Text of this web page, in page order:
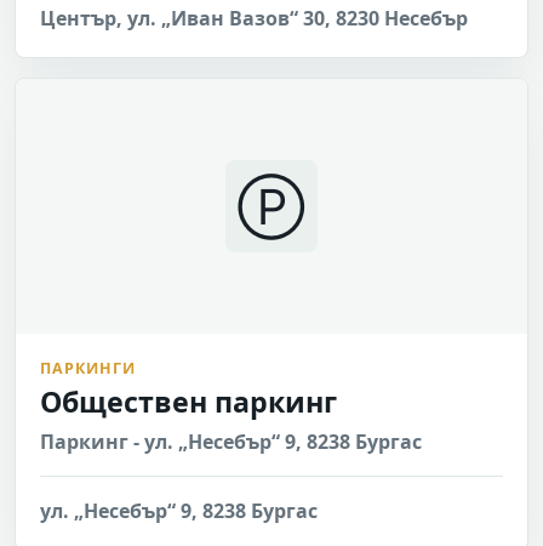
Център, ул. „Иван Вазов“ 30, 8230 Несебър
Ⓟ
ПАРКИНГИ
Обществен паркинг
Паркинг - ул. „Несебър“ 9, 8238 Бургас
ул. „Несебър“ 9, 8238 Бургас